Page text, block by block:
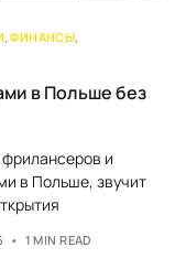
,ФИНАНСЫ,
в Польше без
и
в Польше, звучит
1 MIN READ